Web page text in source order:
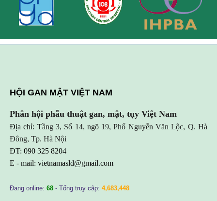
HỘI GAN MẬT VIỆT NAM
Phân hội phẫu thuật gan, mật, tụy Việt Nam
Địa chỉ: Tầng 3, Số 14, ngõ 19, Phố Nguyễn Văn Lộc, Q. Hà
Đông, Tp. Hà Nội
ĐT: 090 325 8204
E - mail: vietnamasld@gmail.com
Đang online: 68 - Tổng truy cập: 4,683,448